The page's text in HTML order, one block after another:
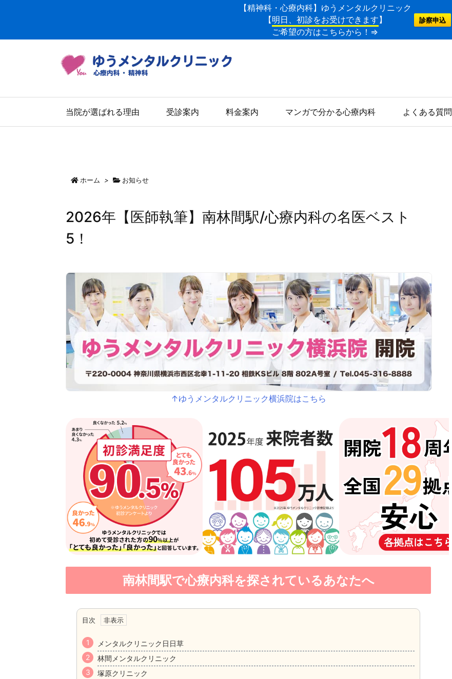
【精神科・心療内科】ゆうメンタルクリニック
【明日、初診をお受けできます】
ご希望の方はこちらから！⇒
診察申込
当院が選ばれる理由 受診案内 料金案内 マンガで分かる心療内科 よくある質問
ホーム > お知らせ
2026年【医師執筆】南林間駅/心療内科の名医ベスト
5！
↑ゆうメンタルクリニック横浜院はこちら
南林間駅で心療内科を探されているあなたへ
目次
メンタルクリニック日日草
林間メンタルクリニック
塚原クリニック